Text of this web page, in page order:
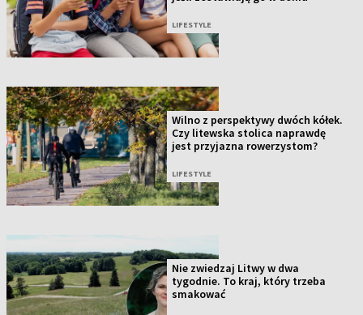
LIFESTYLE
Wilno z perspektywy dwóch kółek.
Czy litewska stolica naprawdę
jest przyjazna rowerzystom?
LIFESTYLE
Nie zwiedzaj Litwy w dwa
tygodnie. To kraj, który trzeba
smakować